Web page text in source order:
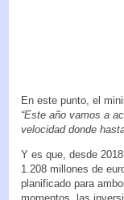
En este punto, el
“Este año vamos a
velocidad donde
Y es que, desde
1.208 millones de
planificado para